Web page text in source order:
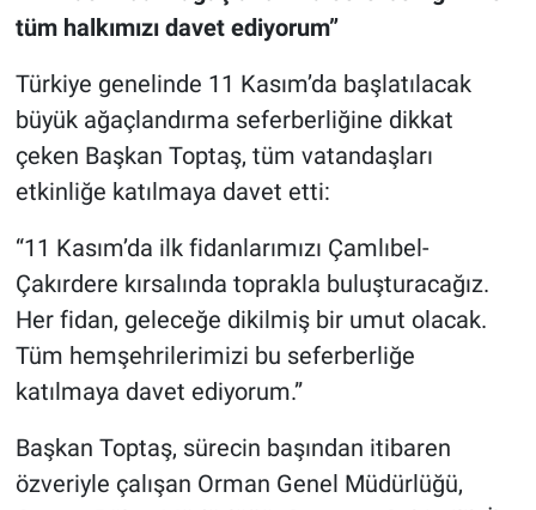
tüm halkımızı davet ediyorum”
Türkiye genelinde 11 Kasım’da başlatılacak
büyük ağaçlandırma seferberliğine dikkat
çeken Başkan Toptaş, tüm vatandaşları
etkinliğe katılmaya davet etti:
“11 Kasım’da ilk fidanlarımızı Çamlıbel-
Çakırdere kırsalında toprakla buluşturacağız.
Her fidan, geleceğe dikilmiş bir umut olacak.
Tüm hemşehrilerimizi bu seferberliğe
katılmaya davet ediyorum.”
Başkan Toptaş, sürecin başından itibaren
özveriyle çalışan Orman Genel Müdürlüğü,